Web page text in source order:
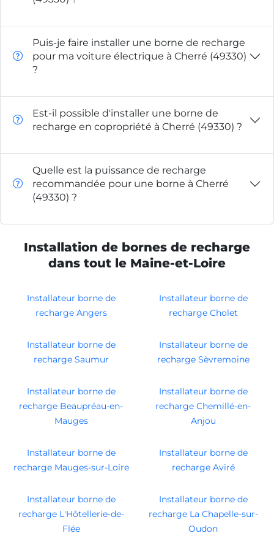
Puis-je faire installer une borne de recharge
pour ma voiture électrique à Cherré (49330)
?
Est-il possible d'installer une borne de
recharge en copropriété à Cherré (49330) ?
Quelle est la puissance de recharge
recommandée pour une borne à Cherré
(49330) ?
Installation de bornes de recharge
dans tout le Maine-et-Loire
Installateur borne de
recharge Angers
Installateur borne de
recharge Cholet
Installateur borne de
recharge Saumur
Installateur borne de
recharge Sèvremoine
Installateur borne de
recharge Beaupréau-en-
Mauges
Installateur borne de
recharge Chemillé-en-
Anjou
Installateur borne de
recharge Mauges-sur-Loire
Installateur borne de
recharge Aviré
Installateur borne de
recharge L'Hôtellerie-de-
Flée
Installateur borne de
recharge La Chapelle-sur-
Oudon